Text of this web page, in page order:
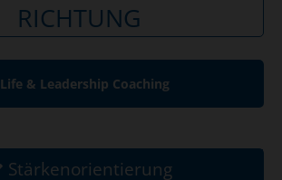
RICHTUNG
Life & Leadership Coaching
Stärkenorientierung